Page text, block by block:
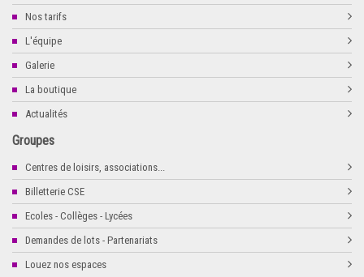
Nos tarifs
L'équipe
Galerie
La boutique
Actualités
Groupes
Centres de loisirs, associations...
Billetterie CSE
Ecoles - Collèges - Lycées
Demandes de lots - Partenariats
Louez nos espaces